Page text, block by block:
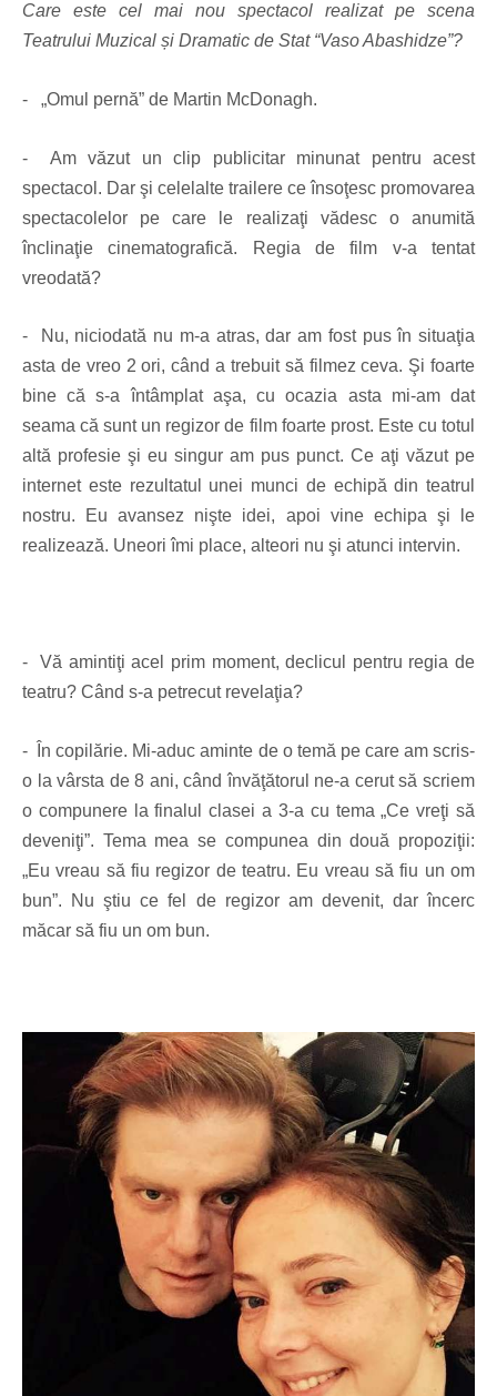
Care este cel mai nou spectacol realizat pe scena
Teatrului Muzical și Dramatic de Stat “Vaso Abashidze”?
- „Omul pernă” de Martin McDonagh.
- Am văzut un clip publicitar minunat pentru acest
spectacol. Dar şi celelalte trailere ce însoţesc promovarea
spectacolelor pe care le realizaţi vădesc o anumită
înclinaţie cinematografică. Regia de film v-a tentat
vreodată?
- Nu, niciodată nu m-a atras, dar am fost pus în situaţia
asta de vreo 2 ori, când a trebuit să filmez ceva. Şi foarte
bine că s-a întâmplat aşa, cu ocazia asta mi-am dat
seama că sunt un regizor de film foarte prost. Este cu totul
altă profesie şi eu singur am pus punct. Ce aţi văzut pe
internet este rezultatul unei munci de echipă din teatrul
nostru. Eu avansez nişte idei, apoi vine echipa şi le
realizează. Uneori îmi place, alteori nu şi atunci intervin.
- Vă amintiţi acel prim moment, declicul pentru regia de
teatru? Când s-a petrecut revelaţia?
- În copilărie. Mi-aduc aminte de o temă pe care am scris-
o la vârsta de 8 ani, când învăţătorul ne-a cerut să scriem
o compunere la finalul clasei a 3-a cu tema „Ce vreţi să
deveniţi”. Tema mea se compunea din două propoziţii:
„Eu vreau să fiu regizor de teatru. Eu vreau să fiu un om
bun”. Nu ştiu ce fel de regizor am devenit, dar încerc
măcar să fiu un om bun.